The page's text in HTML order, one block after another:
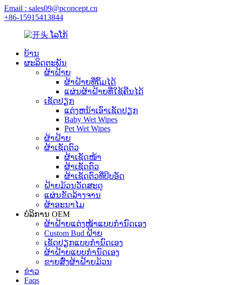
Email : sales09@pconcept.cn
+86-15915413844
ບ້ານ
ຜະລິດຕະພັນ
ຜ້າຝ້າຍ
ຜ້າຝ້າຍທີ່ຖິ້ມໄດ້
ແຜ່ນຜ້າຝ້າຍທີ່ໃຊ້ຄືນໄດ້
ເຊັດປຽກ
ແຕ່ງຫນ້າເອົາເຊັດປຽກ
Baby Wet Wipes
Pet Wet Wipes
ຜ້າຝ້າຍ
ຜ້າເຊັດຕົວ
ຜ້າເຊັດໜ້າ
ຜ້າເຊັດຕົວ
ຜ້າເຊັດຕົວທີ່ບີບອັດ
ຝ້າຍມ້ວນວັດສະດຸ
ແຜ່ນຂັດລ້າງຈານ
ຜ້າອະນາໄມ
ບໍລິການ OEM
ຜ້າຝ້າຍແຕ່ງໜ້າແບບກຳນົດເອງ
Custom Bud ຝ້າຍ
ເຊັດປຽກແບບກຳນົດເອງ
ຜ້າຝ້າຍແບບກຳນົດເອງ
ຂາຍສົ່ງຜ້າຝ້າຍມ້ວນ
ຂ່າວ
Faqs